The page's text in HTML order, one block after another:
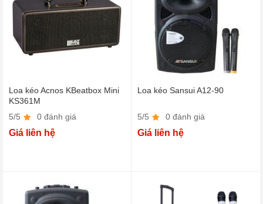
Loa kéo Acnos KBeatbox Mini
KS361M
5/5
0 đánh giá
Giá liên hệ
Loa kéo Sansui A12-90
5/5 0 đánh giá
Giá liên hệ